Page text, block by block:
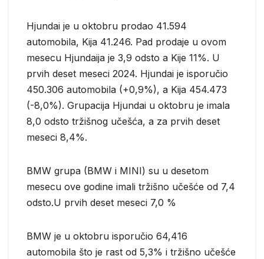
Hjundai je u oktobru prodao 41.594
automobila, Kija 41.246. Pad prodaje u ovom
mesecu Hjundaija je 3,9 odsto a Kije 11%. U
prvih deset meseci 2024. Hjundai je isporučio
450.306 automobila (+0,9%), a Kija 454.473
(-8,0%). Grupacija Hjundai u oktobru je imala
8,0 odsto tržišnog učešća, a za prvih deset
meseci 8,4%.
BMW grupa (BMW i MINI) su u desetom
mesecu ove godine imali tržišno učešće od 7,4
odsto.U prvih deset meseci 7,0 %
BMW je u oktobru isporučio 64,416
automobila što je rast od 5,3% i tržišno učešće